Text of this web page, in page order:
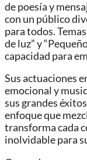
de poesía y
con un público
para todos.
de luz” y
capacidad para
Sus actuaciones
emocional y
sus grandes
enfoque que
transforma cada
inolvidable para